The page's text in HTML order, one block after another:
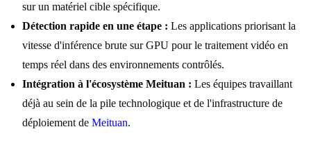
sur un matériel cible spécifique.
Détection rapide en une étape : Les applications priorisant la
vitesse d'inférence brute sur GPU pour le traitement vidéo en
temps réel dans des environnements contrôlés.
Intégration à l'écosystème Meituan : Les équipes travaillant
déjà au sein de la pile technologique et de l'infrastructure de
déploiement de Meituan.